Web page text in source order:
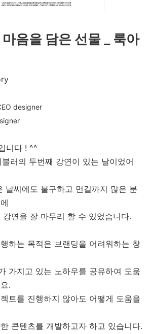
음을 담은 선물 _ 룩아
designer
니다 ! ^^
러의 두번째 강연이 있는 날이었어
날씨에도 불구하고 먼길까지 많은 분
연을 잘 마무리 할 수 있었습니다.
하는 목적은 브랜딩을 어려워하는 창
가지고 있는 노하우를 공유하여 도움
.
트를 진행하지 않아도 어떻게 도움을
콘텐츠를 개발하고자 하고 있습니다.